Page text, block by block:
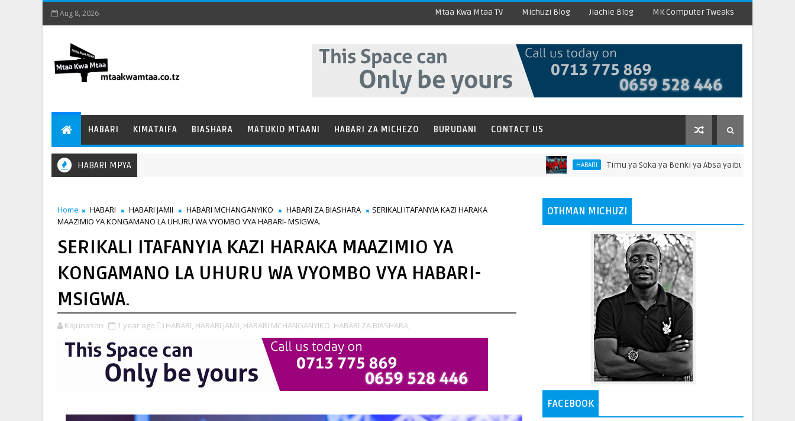
Aug 8, 2026 Mtaa Kwa Mtaa TV Michuzi Blog Jiachie Blog MK Computer Tweaks
HABARI KIMATAIFA BIASHARA MATUKIO MTAANI HABARI ZA MICHEZO BURUDANI CONTACT US
HABARI MPYA Timu ya Soka ya Benki ya Absa yaibuka kidedea ligi ya Chama cha
Home HABARI HABARI JAMII HABARI MCHANGANYIKO HABARI ZA BIASHARA
SERIKALI ITAFANYIA KAZI HARAKA
MAAZIMIO YA KONGAMANO LA UHURU WA VYOMBO VYA HABARI- MSIGWA.
SERIKALI ITAFANYIA KAZI HARAKA MAAZIMIO YA
KONGAMANO LA UHURU WA VYOMBO VYA HABARI-
MSIGWA.
Kajunason 1 year ago HABARI, HABARI JAMII, HABARI MCHANGANYIKO, HABARI ZA BIASHARA,
OTHMAN MICHUZI
FACEBOOK